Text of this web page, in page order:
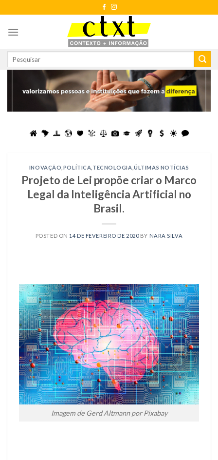
to
content
INOVAÇÃO POLÍTICA TECNOLOGIA ,ÚLTIMAS NOTÍCIAS
Projeto de Lei propõe criar o Marco
Legal da Inteligência Artificial no
Brasil.
POSTED ON 14 DE FEVEREIRO DE 2020BY NARA SILVA
Imagem de Gerd Altmann por Pixabay